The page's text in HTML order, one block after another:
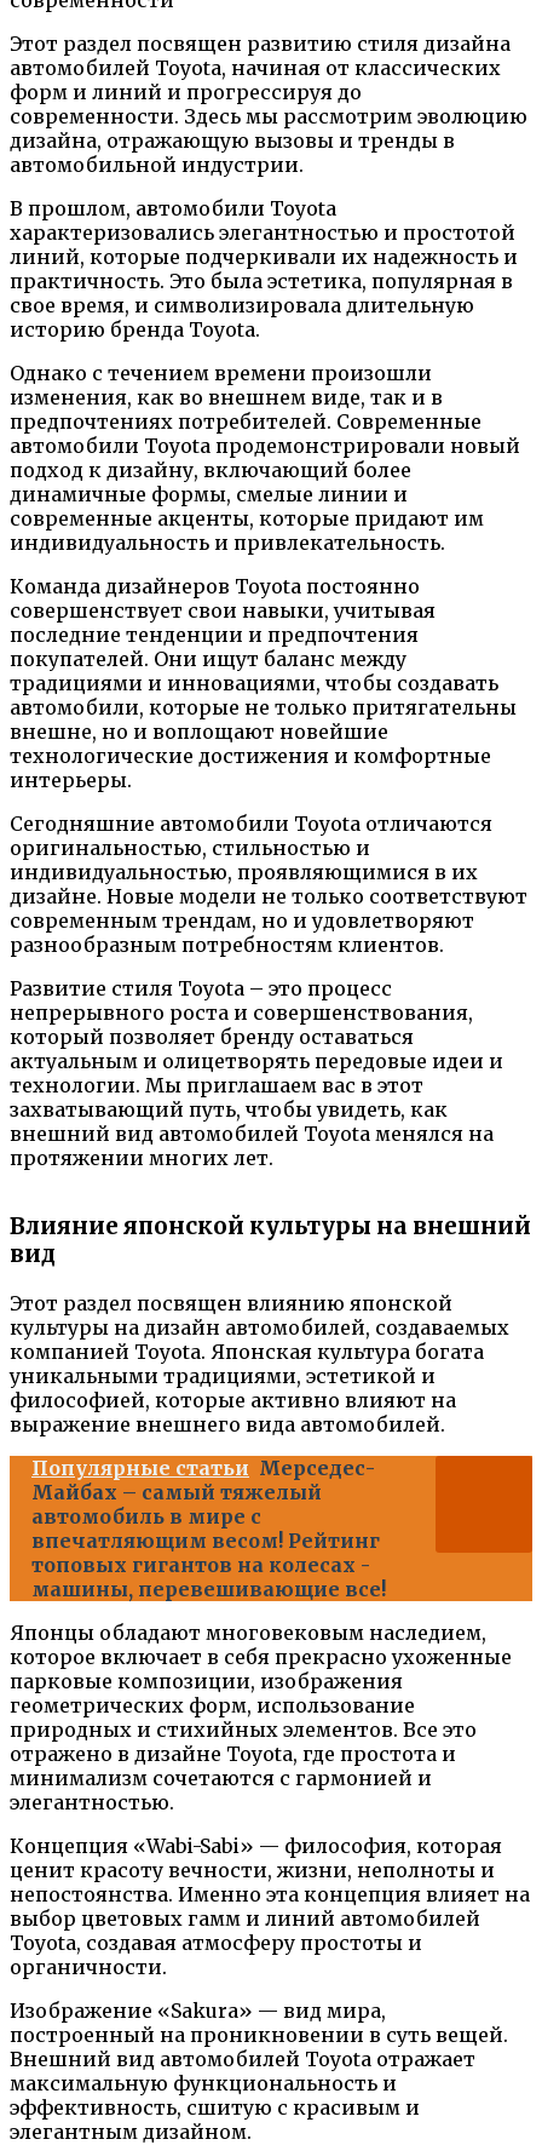
Этот раздел посвящен развитию стиля дизайна
автомобилей Toyota, начиная от классических
форм и линий и прогрессируя до
современности. Здесь мы рассмотрим эволюцию
дизайна, отражающую вызовы и тренды в
автомобильной индустрии.
В прошлом, автомобили Toyota
характеризовались элегантностью и простотой
линий, которые подчеркивали их надежность и
практичность. Это была эстетика, популярная в
свое время, и символизировала длительную
историю бренда Toyota.
Однако с течением времени произошли
изменения, как во внешнем виде, так и в
предпочтениях потребителей. Современные
автомобили Toyota продемонстрировали новый
подход к дизайну, включающий более
динамичные формы, смелые линии и
современные акценты, которые придают им
индивидуальность и привлекательность.
Команда дизайнеров Toyota постоянно
совершенствует свои навыки, учитывая
последние тенденции и предпочтения
покупателей. Они ищут баланс между
традициями и инновациями, чтобы создавать
автомобили, которые не только притягательны
внешне, но и воплощают новейшие
технологические достижения и комфортные
интерьеры.
Сегодняшние автомобили Toyota отличаются
оригинальностью, стильностью и
индивидуальностью, проявляющимися в их
дизайне. Новые модели не только соответствуют
современным трендам, но и удовлетворяют
разнообразным потребностям клиентов.
Развитие стиля Toyota – это процесс
непрерывного роста и совершенствования,
который позволяет бренду оставаться
актуальным и олицетворять передовые идеи и
технологии. Мы приглашаем вас в этот
захватывающий путь, чтобы увидеть, как
внешний вид автомобилей Toyota менялся на
протяжении многих лет.
Влияние японской культуры на внешний
вид
Этот раздел посвящен влиянию японской
культуры на дизайн автомобилей, создаваемых
компанией Toyota. Японская культура богата
уникальными традициями, эстетикой и
философией, которые активно влияют на
выражение внешнего вида автомобилей.
Популярные статьи Мерседес-
Майбах – самый тяжелый
автомобиль в мире с
впечатляющим весом! Рейтинг
топовых гигантов на колесах -
машины, перевешивающие все!
Японцы обладают многовековым наследием,
которое включает в себя прекрасно ухоженные
парковые композиции, изображения
геометрических форм, использование
природных и стихийных элементов. Все это
отражено в дизайне Toyota, где простота и
минимализм сочетаются с гармонией и
элегантностью.
Концепция «Wabi-Sabi» — философия, которая
ценит красоту вечности, жизни, неполноты и
непостоянства. Именно эта концепция влияет на
выбор цветовых гамм и линий автомобилей
Toyota, создавая атмосферу простоты и
органичности.
Изображение «Sakura» — вид мира,
построенный на проникновении в суть вещей.
Внешний вид автомобилей Toyota отражает
максимальную функциональность и
эффективность, сшитую с красивым и
элегантным дизайном.